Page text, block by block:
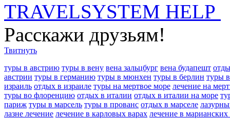
TRAVELSYSTEM HELP
Расскажи друзьям!
Твитнуть
туры в австрию туры в вену вена зальцбург вена будапешт
австрии туры в германию туры в мюнхен туры в берлин туры
израиль отдых в израиле туры на мертвое море лечение на
туры во флоренцию отдых в италии отдых в италии на море
париж туры в марсель туры в прованс отдых в марселе
лазне лечение лечение в карловых варах лечение в марианских